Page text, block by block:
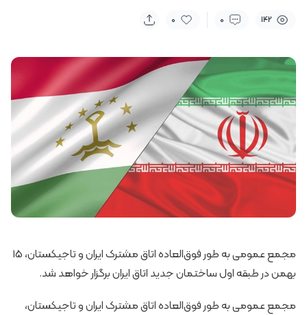
142
0
0
مجمع عمومی به طور فوق‌العاده اتاق مشترک ایران و تاجیکستان، 15
بهمن در طبقه اول ساختمان جدید اتاق ایران برگزار خواهد شد.
مجمع عمومی به طور فوق‌العاده اتاق مشترک ایران و تاجیکستان،